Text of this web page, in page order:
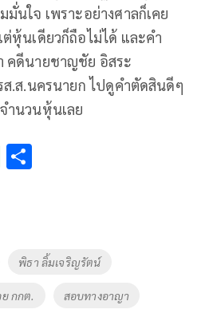
นใจ เพราะอย่างศาลก็เคย
หุ้นเดียวก็ถือไม่ได้ และคำ
คดีนายชาญชัย อิสระ
.ส.นครนายก ไปดูคำตัดสินดีๆ
ำนวนหุ้นเลย
Li
พิธา ลิ้มเจริญรัตน์
กกต. สอบทางอาญา